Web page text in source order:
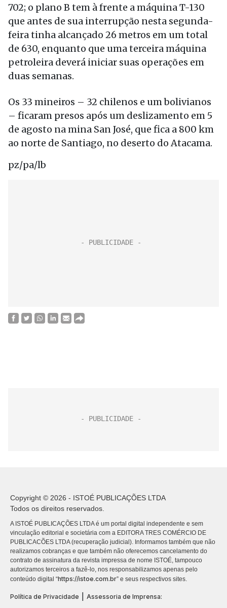
702; o plano B tem à frente a máquina T-130
que antes de sua interrupção nesta segunda-
feira tinha alcançado 26 metros em um total
de 630, enquanto que uma terceira máquina
petroleira deverá iniciar suas operações em
duas semanas.
Os 33 mineiros – 32 chilenos e um bolivianos
– ficaram presos após um deslizamento em 5
de agosto na mina San José, que fica a 800 km
ao norte de Santiago, no deserto do Atacama.
pz/pa/lb
Copyright © 2026 - ISTOÉ PUBLICAÇÕES LTDA
Todos os direitos reservados.
A ISTOÉ PUBLICAÇÕES LTDA é um portal digital independente e sem
vinculação editorial e societária com a EDITORA TRES COMÉRCIO DE
PUBLICACÕES LTDA (recuperação judicial). Informamos também que não
realizamos cobranças e que também não oferecemos cancelamento do
contrato de assinatura da revista impressa de nome ISTOÉ, tampouco
autorizamos terceiros a fazê-lo, nos responsabilizamos apenas pelo
conteúdo digital “https://istoe.com.br” e seus respectivos sites.
Política de Privacidade
Assessoria de Imprensa: